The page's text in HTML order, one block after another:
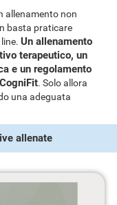
allenamento non
basta praticare
line.Un allenamento
terapeutico, un
e un regolamento
. Solo allora
una adeguata
allenate